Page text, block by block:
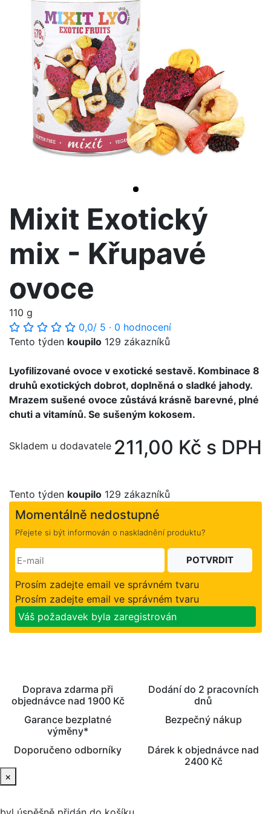
<< /span>
Mixit Exotický
mix - Křupavé
ovoce
110 g
0,0/ 5 · 0 hodnocení
Tento týden koupilo 129 zákazníků
Lyofilizované ovoce v exotické sestavě. Kombinace 8
druhů exotických dobrot, doplněná o sladké jahody.
Mrazem sušené ovoce zůstává krásně barevné, plné
chuti a vitamínů. Se sušeným kokosem.
Skladem u dodavatele 211,00 Kč s DPH
Tento týden koupilo 129 zákazníků
Momentálně nedostupné
Přejete si být informován o naskladnění produktu?
POTVRDIT
Prosím zadejte email ve správném tvaru
Prosím zadejte email ve správném tvaru
Váš požadavek byla zaregistrován
Doprava zdarma při
objednávce nad 1900 Kč
Dodání do 2 pracovních
dnů
Garance bezplatné
výměny*
Bezpečný nákup
Doporučeno odborníky
Dárek k objednávce nad
2400 Kč
×